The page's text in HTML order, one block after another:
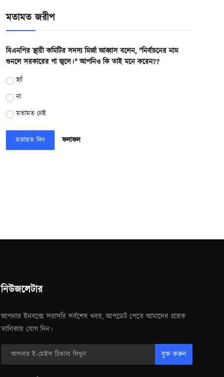
মতামত জরীপ
বিএনপির স্থায়ী কমিটির সদস্য মির্জা আব্বাস বলেন, "নির্বাচনের নাম
শুনলে সরকারের গা জ্বলে।" আপনিও কি তাই মনে করেন??
হ্যাঁ
না
মতামত নেই
মতামত দিন ফলাফল
নিউজলেটার
আপনার ইনবক্সে সরাসরি সর্বশেষ খবর, আপডেট পেতে আমাদের গ্রাহক
তালিকায় যোগ দিন।
যুক্ত করুন